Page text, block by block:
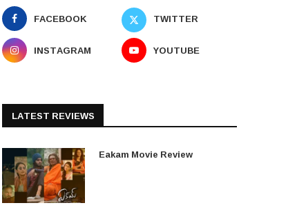
FACEBOOK
TWITTER
INSTAGRAM
YOUTUBE
LATEST REVIEWS
Eakam Movie Review